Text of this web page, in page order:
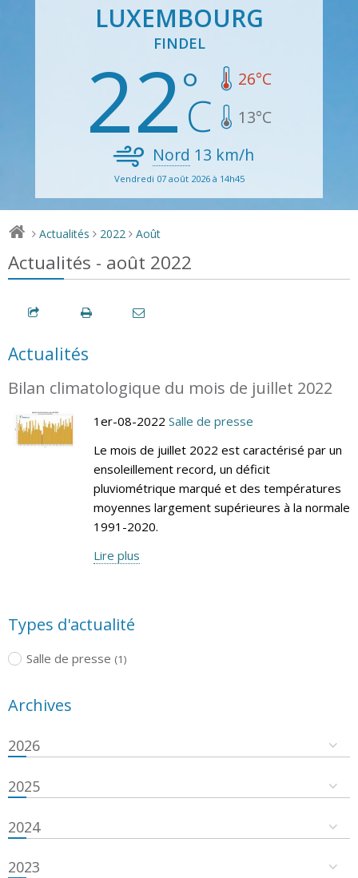
LUXEMBOURG
FINDEL
22 26°C
13°C
Nord 13 km/h
Vendredi 07 août 2026 à 14h45
> Actualités > 2022 > Août
Actualités - août 2022
Actualités
Bilan climatologique du mois de juillet 2022
1er-08-2022 Salle de presse
Le mois de juillet 2022 est caractérisé par un
ensoleillement record, un déficit
pluviométrique marqué et des températures
moyennes largement supérieures à la normale
1991-2020.
Lire plus
Types d'actualité
Salle de presse (1)
Archives
2026
2025
2024
2023